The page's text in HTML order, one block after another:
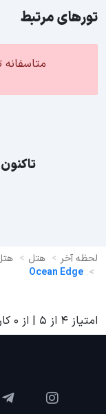
تورهای مرتبط
لحظه آخر هتل
Ocean Edge
امتیاز 4 از 5 | از 0